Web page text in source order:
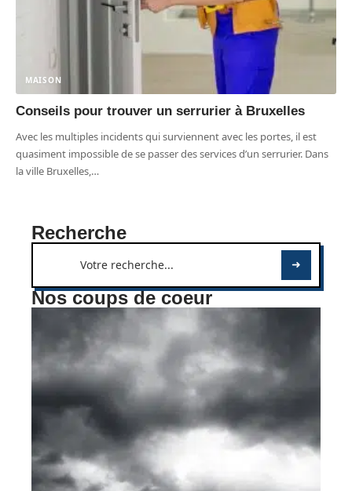
MAISON
Conseils pour trouver un serrurier à Bruxelles
Avec les multiples incidents qui surviennent avec les portes, il est
quasiment impossible de se passer des services d’un serrurier. Dans
la ville Bruxelles,…
Recherche
Nos coups de coeur